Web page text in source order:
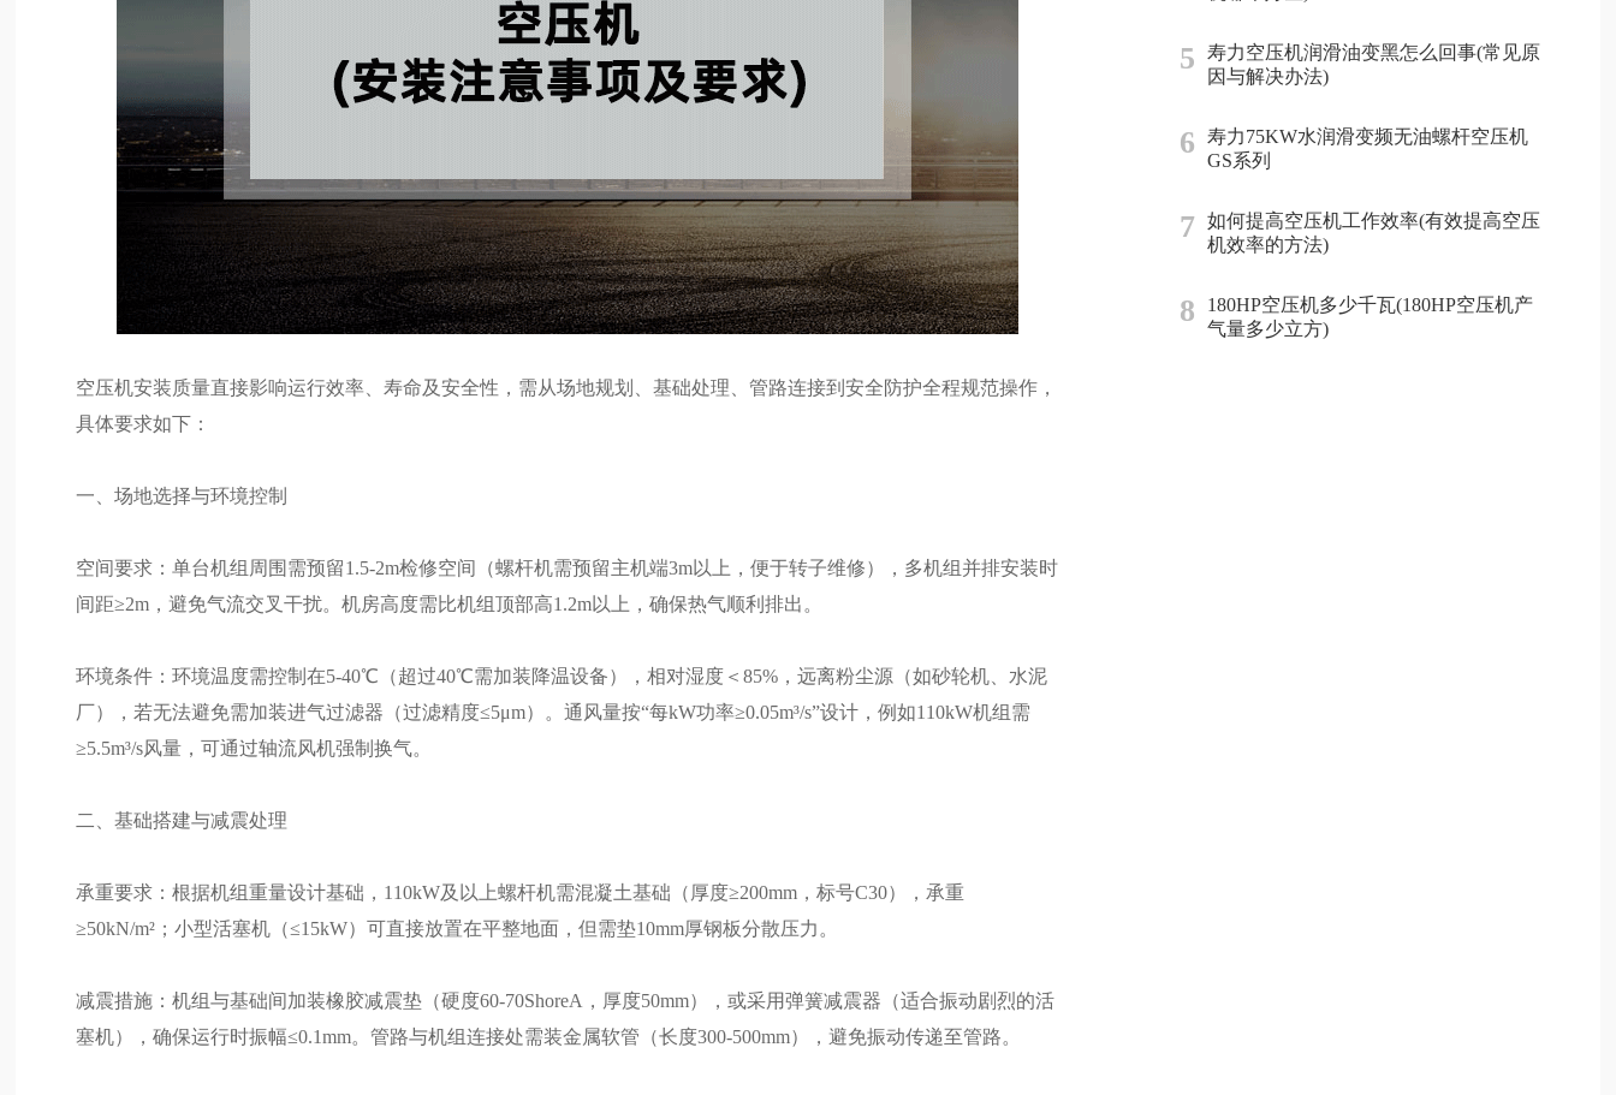
空压机安装质量直接影响运行效率、寿命及安全性，需从场地规划、基础处理、管路连接到安全防护全程规范操作，
具体要求如下：
一、场地选择与环境控制
空间要求：单台机组周围需预留1.5-2m检修空间（螺杆机需预留主机端3m以上，便于转子维修），多机组并排安装时
间距≥2m，避免气流交叉干扰。机房高度需比机组顶部高1.2m以上，确保热气顺利排出。
环境条件：环境温度需控制在5-40℃（超过40℃需加装降温设备），相对湿度＜85%，远离粉尘源（如砂轮机、水泥
厂），若无法避免需加装进气过滤器（过滤精度≤5μm）。通风量按“每kW功率≥0.05m³/s”设计，例如110kW机组需
≥5.5m³/s风量，可通过轴流风机强制换气。
二、基础搭建与减震处理
承重要求：根据机组重量设计基础，110kW及以上螺杆机需混凝土基础（厚度≥200mm，标号C30），承重
≥50kN/m²；小型活塞机（≤15kW）可直接放置在平整地面，但需垫10mm厚钢板分散压力。
减震措施：机组与基础间加装橡胶减震垫（硬度60-70ShoreA，厚度50mm），或采用弹簧减震器（适合振动剧烈的活
塞机），确保运行时振幅≤0.1mm。管路与机组连接处需装金属软管（长度300-500mm），避免振动传递至管路。
5
寿力空压机润滑油变黑怎么回事(常见原
因与解决办法)
6
寿力75KW水润滑变频无油螺杆空压机
GS系列
7
如何提高空压机工作效率(有效提高空压
机效率的方法)
8
180HP空压机多少千瓦(180HP空压机产
气量多少立方)